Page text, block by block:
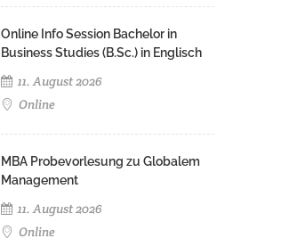
Online Info Session Bachelor in
Business Studies (B.Sc.) in Englisch
11. August 2026
Online
MBA Probevorlesung zu Globalem
Management
11. August 2026
Online